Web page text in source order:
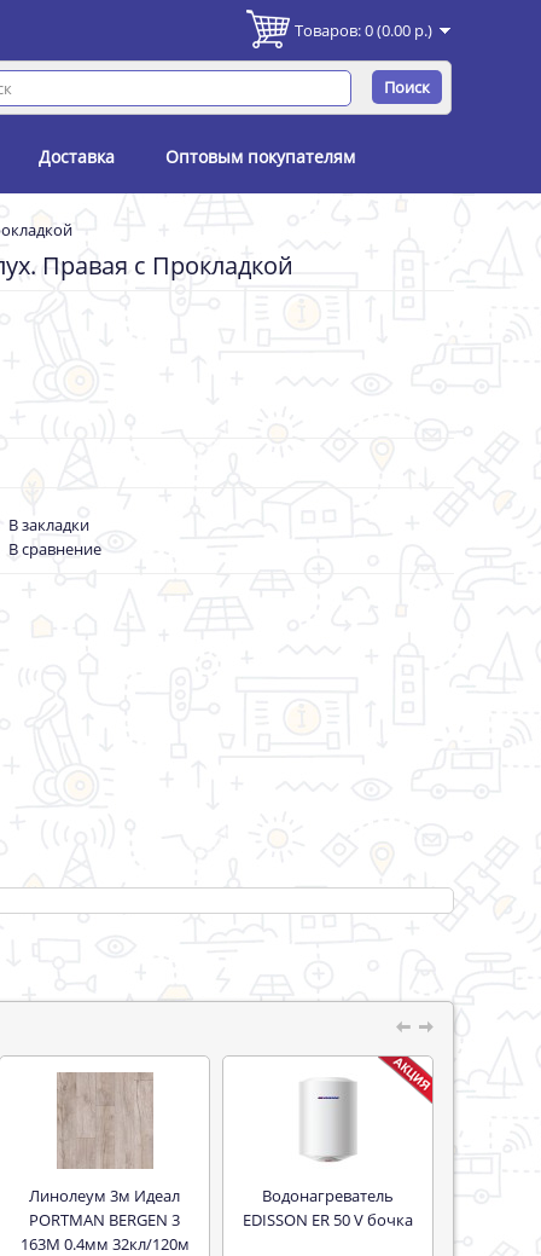
Товаров: 0 (0.00 р.)
Поиск
Доставка Оптовым покупателям
Правая с Прокладкой
В закладки
В сравнение
Линолеум 3м Идеал
PORTMAN BERGEN 3
163M 0.4мм 32кл/120м
Водонагреватель
EDISSON ER 50 V бочка